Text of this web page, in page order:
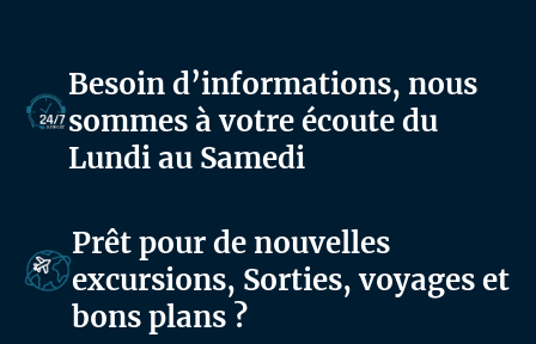
Besoin d’informations, nous
sommes à votre écoute du
Lundi au Samedi
Prêt pour de nouvelles
excursions, Sorties, voyages et
bons plans ?